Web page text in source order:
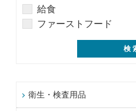
給食
ファーストフード
衛生・検査用品